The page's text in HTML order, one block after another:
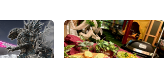
ト
2024年3月のイベント
職業体験 2026年4月のイベント